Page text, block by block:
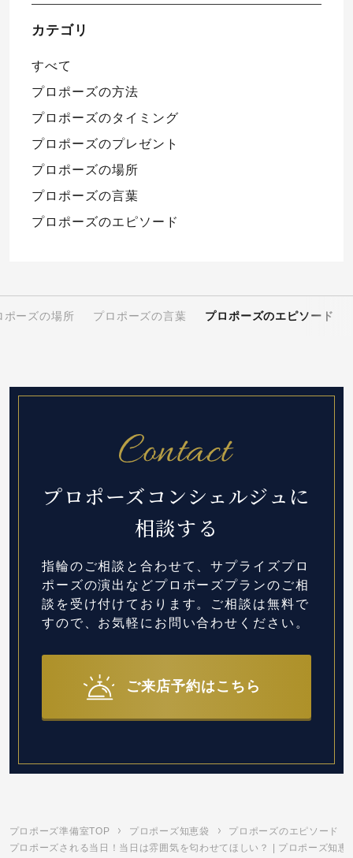
カテゴリ
すべて
プロポーズの方法
プロポーズのタイミング
プロポーズのプレゼント
プロポーズの場所
プロポーズの言葉
プロポーズのエピソード
ポーズの場所 プロポーズの言葉 プロポーズのエピソード
プロポーズコンシェルジュに
相談する
指輪のご相談と合わせて、サプライズプロ
ポーズの演出などプロポーズプランのご相
談を受け付けております。 ご相談は無料で
すので、お気軽にお問い合わせください。
ご来店予約はこちら
プロポーズ準備室TOP プロポーズ知恵袋
プロポーズのエピソード
プロポーズされる当日！当日は雰囲気を匂わせてほしい？ | プロポーズ知恵